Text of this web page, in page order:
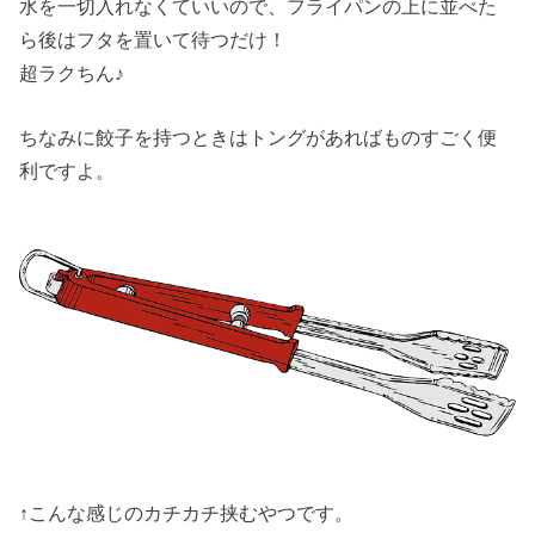
水を一切入れなくていいので、フライパンの上に並べた
ら後はフタを置いて待つだけ！
超ラクちん♪
ちなみに餃子を持つときはトングがあればものすごく便
利ですよ。
↑こんな感じのカチカチ挟むやつです。